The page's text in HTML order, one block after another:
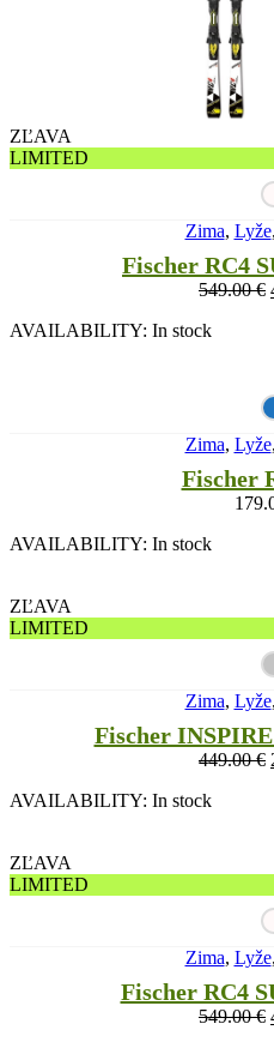
ZĽAVA
LIMITED
Zima, Lyže,
Fischer RC4
549.00€
AVAILABILITY: In stock
Zima, Lyže,
Fischer
AVAILABILITY: In stock
ZĽAVA
LIMITED
Zima, Lyže,
Fischer
449.00€
AVAILABILITY: In stock
ZĽAVA
LIMITED
Zima, Lyže,
Fischer RC4
549.00€